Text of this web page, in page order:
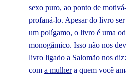
sexo puro, ao ponto de
profaná-lo. Apesar do livro
um polígamo, o livro é uma
monogâmico. Isso não nos
livro ligado a Salomão nos
com a mulhera quem você